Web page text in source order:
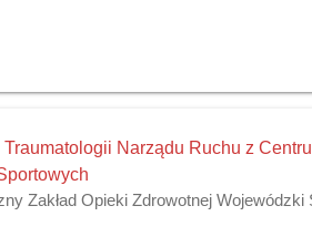
Traumatologii Narządu Ruchu z
Zakład Opieki Zdrowotnej